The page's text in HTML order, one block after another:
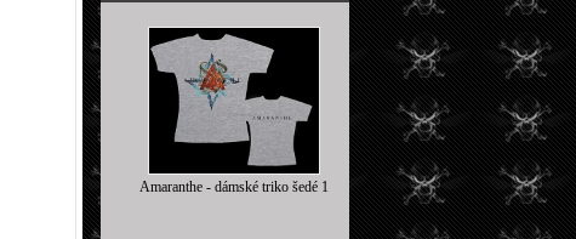
Amaranthe - dámské triko šedé 1